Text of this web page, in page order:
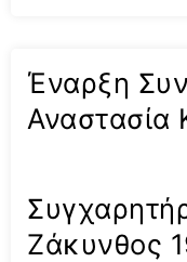
Έναρξη
Αναστασία
Ζάκυνθος